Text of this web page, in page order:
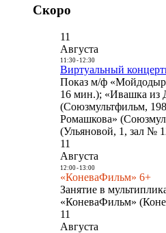
Скоро
11
Августа
11:30- 12:30
Виртуальный
Показ м/ф
16 мин.); «Ивашка из
(Союзмультфильм,
Ромашкова»
(Ульяновой, 1, зал №
11
Августа
12:00- 13:00
«КоневаФильм» 6+
Занятие в
«КоневаФильм»
11
Августа